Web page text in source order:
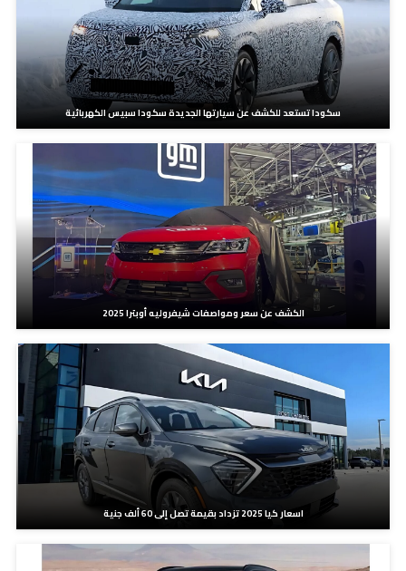
سكودا تستعد للكشف عن سيارتها الجديدة سكودا سبيس الكهربائية
الكشف عن سعر ومواصفات شيفروليه أوبترا 2025
اسعار كيا 2025 تزداد بقيمة تصل إلى 60 ألف جنية